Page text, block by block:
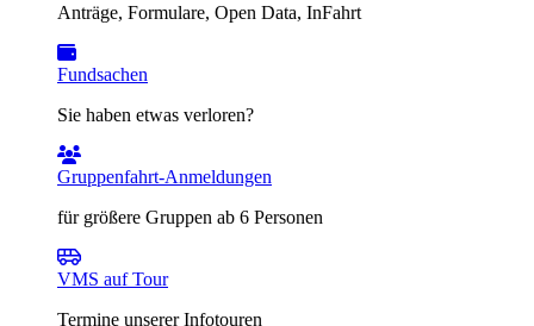
Anträge, Formulare, Open Data, InFahrt
Fundsachen
Sie haben etwas verloren?
Gruppenfahrt-Anmeldungen
für größere Gruppen ab 6 Personen
VMS auf Tour
Termine unserer Infotouren